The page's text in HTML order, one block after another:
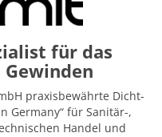
für das
praxisbewährte Dicht-
Germany“ für Sanitär-,
Handel und